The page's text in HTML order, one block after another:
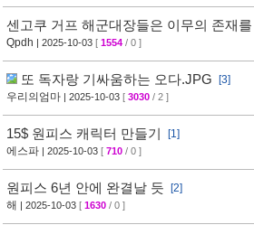
센고쿠 거프 해군대장들은 이무의 존재
Qpdh | 2025-10-03 [ 1554 / 0 ]
또 독자랑 기싸움하는 오다.JPG
[3]
우리의엄마 | 2025-10-03 [ 3030 / 2 ]
15$ 원피스 캐릭터 만들기
[1]
에스파 | 2025-10-03 [ 710 / 0 ]
원피스 6년 안에 완결날 듯
[2]
해 | 2025-10-03 [ 1630 / 0 ]